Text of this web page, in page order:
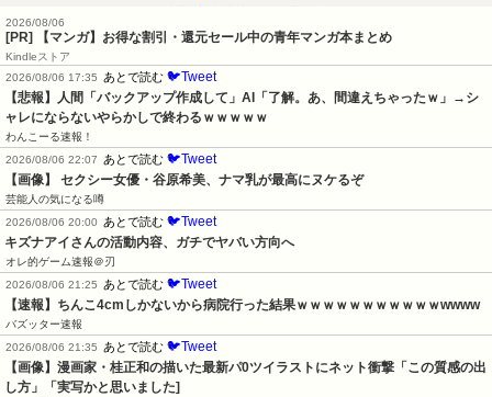
2026/08/06
[PR] 【マンガ】お得な割引・還元セール中の青年マンガ本まとめ
Kindleストア
2026/08/06 17:35 あとで読む 🐦Tweet
【悲報】人間「バックアップ作成して」AI「了解。あ、間違えちゃったｗ」→シ
ャレにならないやらかしで終わるｗｗｗｗｗ
わんこーる速報！
2026/08/06 22:07 あとで読む 🐦Tweet
【画像】 セクシー女優・谷原希美、ナマ乳が最高にヌケるぞ
芸能人の気になる噂
2026/08/06 20:00 あとで読む 🐦Tweet
キズナアイさんの活動内容、ガチでヤバい方向へ
オレ的ゲーム速報＠刃
2026/08/06 21:25 あとで読む 🐦Tweet
【速報】ちんこ4cmしかないから病院行った結果ｗｗｗｗｗｗｗｗｗｗｗwwww
バズッター速報
2026/08/06 21:35 あとで読む 🐦Tweet
【画像】漫画家・桂正和の描いた最新パ0ツイラストにネット衝撃「この質感の出
し方」「実写かと思いました]